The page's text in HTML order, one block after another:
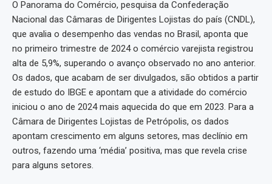
O Panorama do Comércio, pesquisa da Confederação
Nacional das Câmaras de Dirigentes Lojistas do país (CNDL),
que avalia o desempenho das vendas no Brasil, aponta que
no primeiro trimestre de 2024 o comércio varejista registrou
alta de 5,9%, superando o avanço observado no ano anterior.
Os dados, que acabam de ser divulgados, são obtidos a partir
de estudo do IBGE e apontam que a atividade do comércio
iniciou o ano de 2024 mais aquecida do que em 2023. Para a
Câmara de Dirigentes Lojistas de Petrópolis, os dados
apontam crescimento em alguns setores, mas declínio em
outros, fazendo uma ‘média’ positiva, mas que revela crise
para alguns setores.